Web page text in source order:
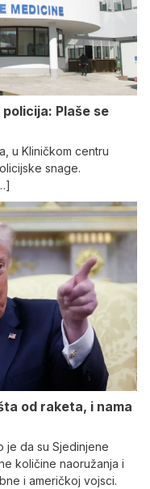
Plaše se
u Kliničkom centru
snage.
od raketa, i nama
je da su Sjedinjene
količine naoružanja i
i američkoj vojsci.